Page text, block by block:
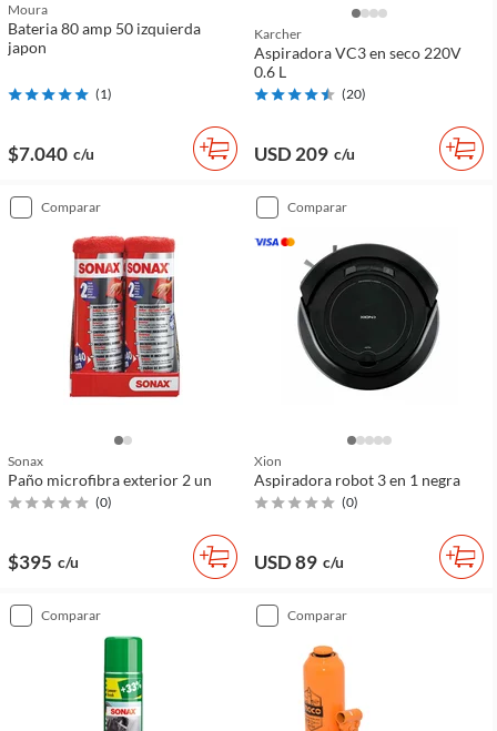
Moura
Bateria 80 amp 50 izquierda
japon
(1)
$7.040 c/u
Karcher
Aspiradora VC3 en seco 220V
0.6 L
(20)
USD 209 c/u
comparar
Sonax
Paño microfibra exterior 2 un
(0)
$395 c/u
comparar
Xion
Aspiradora robot 3 en 1 negra
(0)
USD 89 c/u
comparar comparar